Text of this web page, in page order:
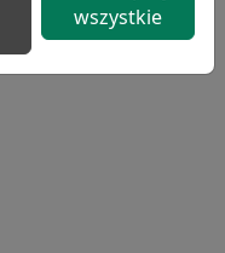
wszystkie